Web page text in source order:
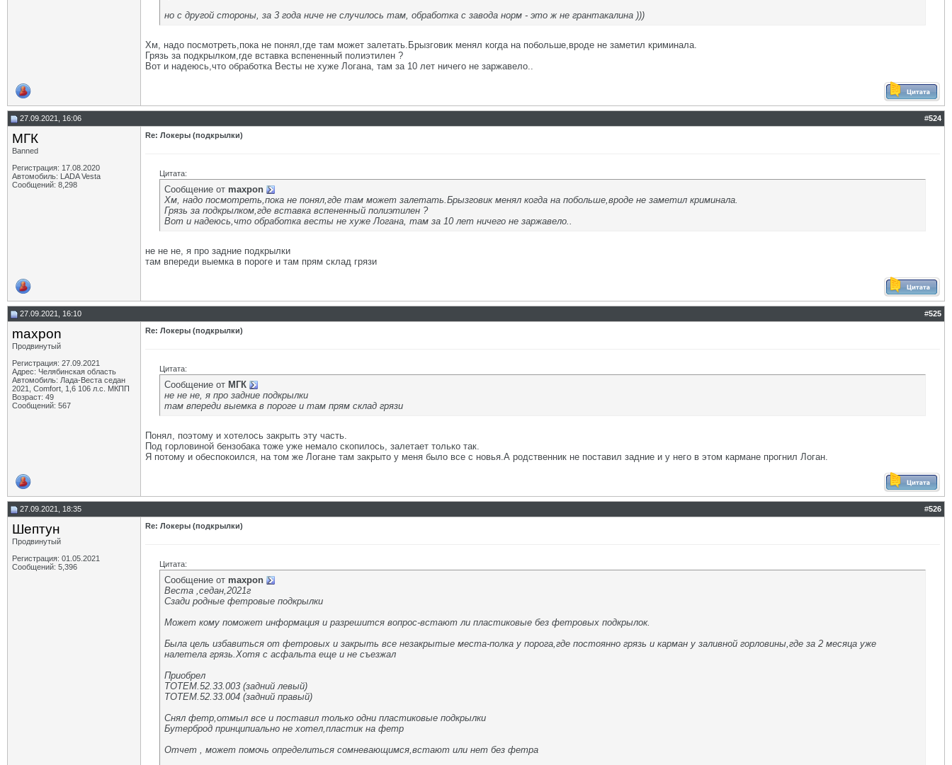
но с другой стороны, за 3 года ниче не случилось там, обработка с завода норм - это ж не грантакалина )))
Хм, надо посмотреть,пока не понял,где там может залетать.Брызговик менял когда на побольше,вроде не заметил криминала.
Грязь за подкрылком,где вставка вспененный полиэтилен ?
Вот и надеюсь,что обработка Весты не хуже Логана, там за 10 лет ничего не заржавело..
27.09.2021, 16:06 #524
МГК
Banned
Регистрация: 17.08.2020
Автомобиль: LADA Vesta
Сообщений: 8,298
Re: Локеры (подкрылки)
Цитата:
Сообщение от maxpon
Хм, надо посмотреть,пока не понял,где там может залетать.Брызговик менял когда на побольше,вроде не заметил криминала.
Грязь за подкрылком,где вставка вспененный полиэтилен ?
Вот и надеюсь,что обработка весты не хуже Логана, там за 10 лет ничего не заржавело..
не не не, я про задние подкрылки
там впереди выемка в пороге и там прям склад грязи
27.09.2021, 16:10 #525
maxpon
Продвинутый
Регистрация: 27.09.2021
Адрес: Челябинская область
Автомобиль: Лада-Веста седан
2021, Comfort, 1,6 106 л.с. МКПП
Возраст: 49
Сообщений: 567
Re: Локеры (подкрылки)
Цитата:
Сообщение от МГК
не не не, я про задние подкрылки
там впереди выемка в пороге и там прям склад грязи
Понял, поэтому и хотелось закрыть эту часть.
Под горловиной бензобака тоже уже немало скопилось, залетает только так.
Я потому и обеспокоился, на том же Логане там закрыто у меня было все с новья.А родственник не поставил задние и у него в этом кармане прогнил Логан.
27.09.2021, 18:35 #526
Шептун
Продвинутый
Регистрация: 01.05.2021
Сообщений: 5,396
Re: Локеры (подкрылки)
Цитата:
Сообщение от maxpon
Веста ,седан,2021г
Сзади родные фетровые подкрылки
Может кому поможет информация и разрешится вопрос-встают ли пластиковые без фетровых подкрылок.
Была цель избавиться от фетровых и закрыть все незакрытые места-полка у порога,где постоянно грязь и карман у заливной горловины,где за 2 месяца уже
налетела грязь.Хотя с асфальта еще и не съезжал
Приобрел
TOTEM.52.33.003 (задний левый)
TOTEM.52.33.004 (задний правый)
Снял фетр,отмыл все и поставил только одни пластиковые подкрылки
Бутерброд принципиально не хотел,пластик на фетр
Отчет , может помочь определиться сомневающимся,встают или нет без фетра